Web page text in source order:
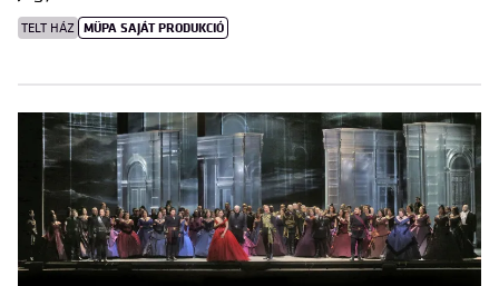
TELT HÁZ MÜPA SAJÁT PRODUKCIÓ